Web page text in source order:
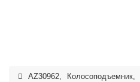
AZ30962, Колосоподъемник,